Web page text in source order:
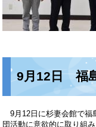
9月12日 福
9月12日に杉妻会館で福
団活動に意欲的に取り組